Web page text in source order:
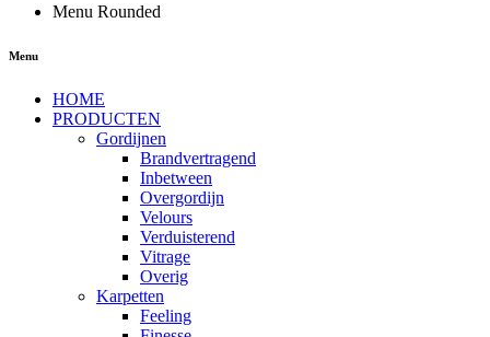
Menu Rounded
Menu
HOME
PRODUCTEN
Gordijnen
Brandvertragend
Inbetween
Overgordijn
Velours
Verduisterend
Vitrage
Overig
Karpetten
Feeling